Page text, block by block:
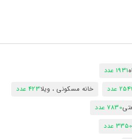
عدد
عدد خانه مسکونی ، ویلا423 عدد
7830 عدد
عدد